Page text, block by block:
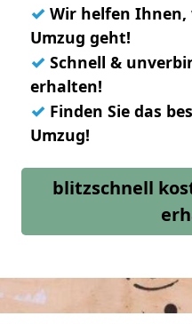
✓ Wir helfen
Umzug geht!
✓ Schnell &
erhalten!
✓ Finden Sie das
Umzug!
blitzschnell